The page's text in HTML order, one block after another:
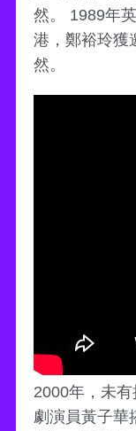
然。 1989年
港，鄭裕玲獲
然。
2000年，未
劇演員黃子華